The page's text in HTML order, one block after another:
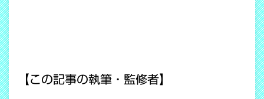
【この記事の執筆・監修者】